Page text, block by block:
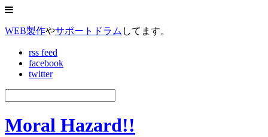
WEB製作やサポートドラム してます。
rss feed
facebook
twitter
Moral Hazard!!